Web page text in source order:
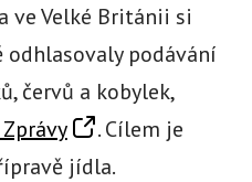
ve Velké Británii si
podávání
červů a kobylek,
. Cílem je
jídla.